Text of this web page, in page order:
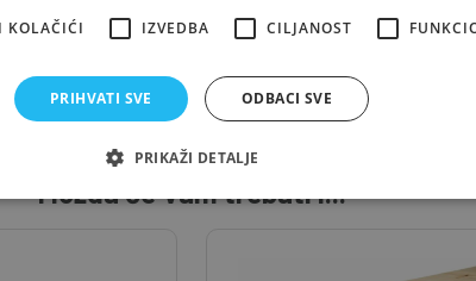
toplinske izolacije, visoke nepropusnosti, dugog
Možda će Vam trebati i...
KOLAČIĆI IZVEDBA CILJANOST
PRIHVATI SVE ODBACI SVE
PRIKAŽI DETALJE